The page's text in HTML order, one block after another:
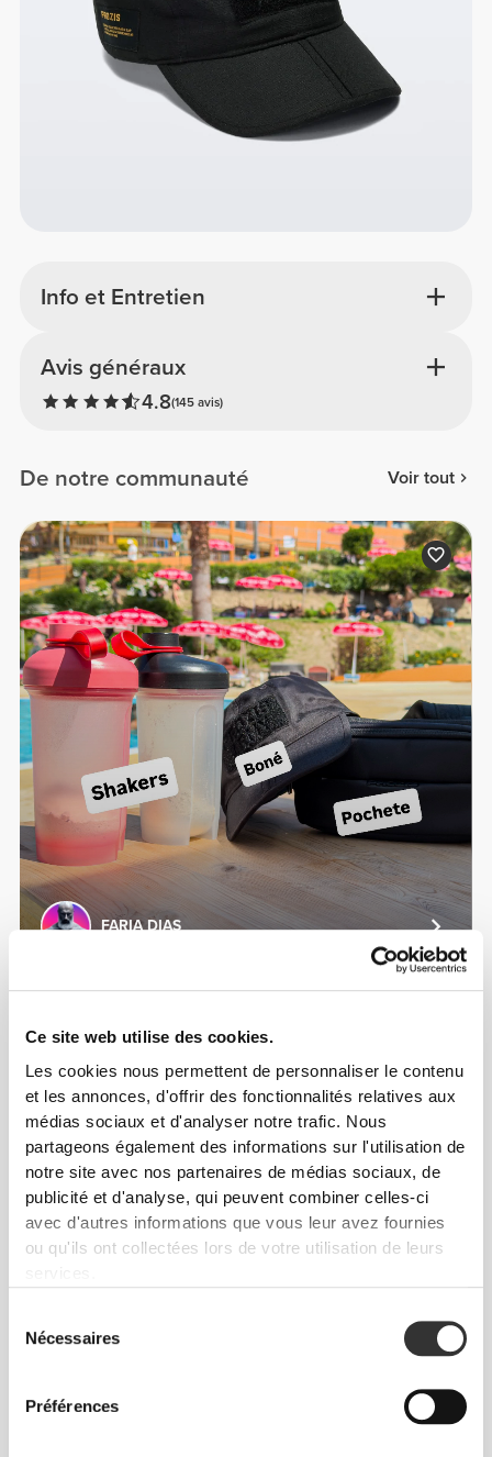
Ce site web utilise des cookies.
Les cookies nous permettent de personnaliser le contenu
et les annonces, d'offrir des fonctionnalités relatives aux
médias sociaux et d'analyser notre trafic. Nous
partageons également des informations sur l'utilisation de
notre site avec nos partenaires de médias sociaux, de
publicité et d'analyse, qui peuvent combiner celles-ci
avec d'autres informations que vous leur avez fournies
ou qu'ils ont collectées lors de votre utilisation de leurs
Nécessaires
Préférences
Info et Entretien
Avis généraux
4.8(145 avis)
De notre communauté Voir tout
FARIA DIAS
JMBODY
1